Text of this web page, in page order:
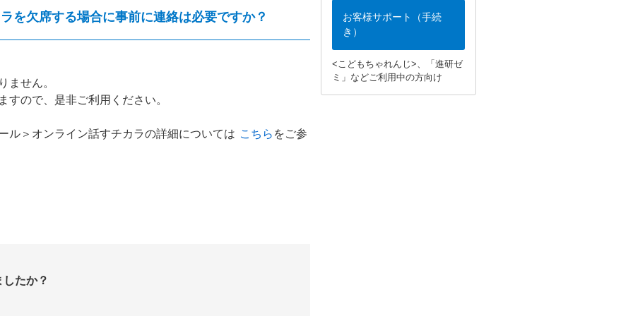
お客様サポート（手続
き）
<こどもちゃれんじ>、「進研ゼ
ミ」などご利用中の方向け
を欠席する場合に事前に連絡は必要ですか？
ません。
すので、是非ご利用ください。
ル＞オンライン話すチカラの詳細については こちら をご参
たか？